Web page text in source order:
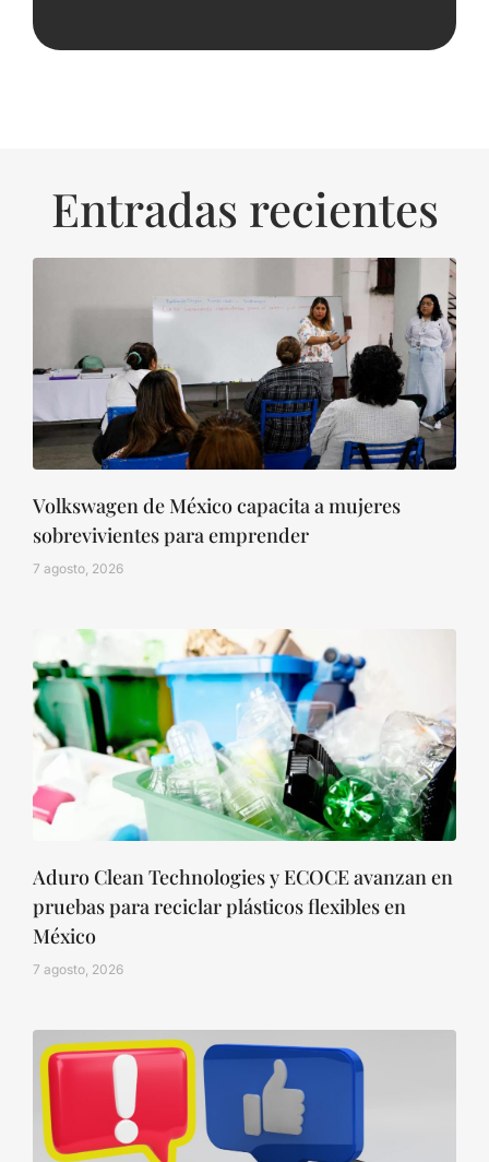
Entradas recientes
Volkswagen de México capacita a mujeres
sobrevivientes para emprender
7 agosto, 2026
Aduro Clean Technologies y ECOCE avanzan en
pruebas para reciclar plásticos flexibles en
México
7 agosto, 2026